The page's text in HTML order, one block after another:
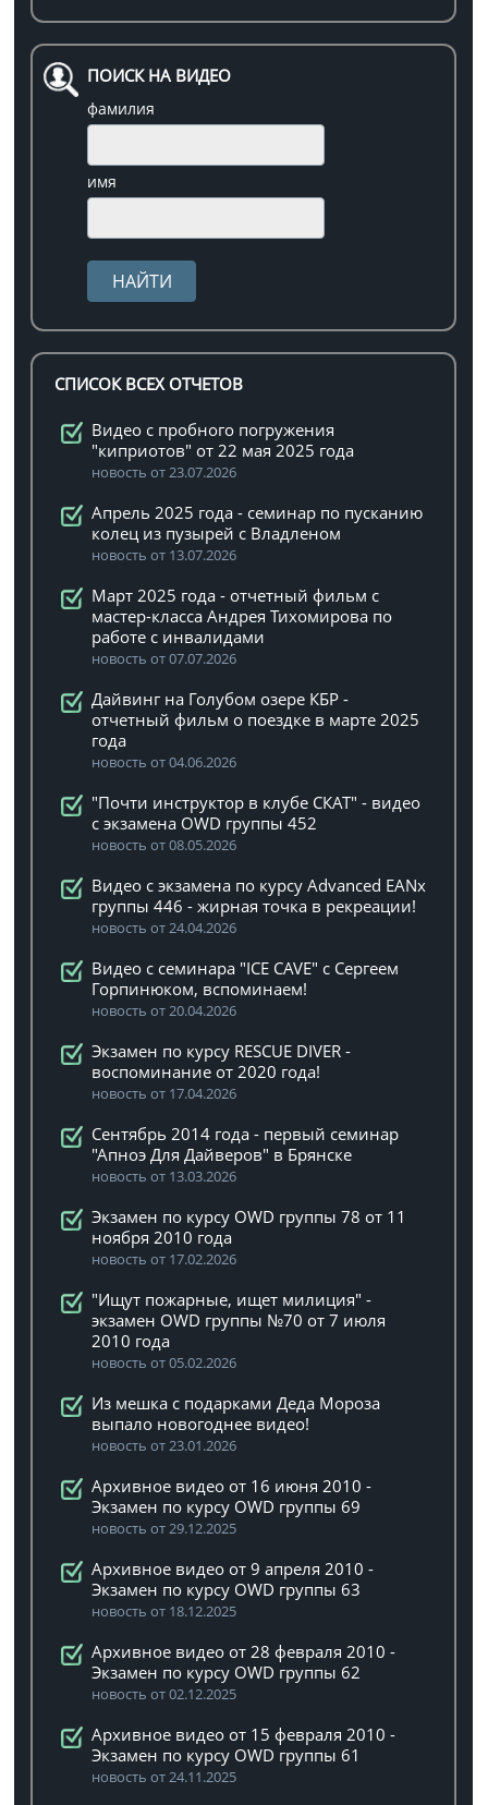
ПОИСК НА ВИДЕО
фамилия
имя
СПИСОК ВСЕХ ОТЧЕТОВ
Видео с пробного погружения
"киприотов" от 22 мая 2025 года
новость от 23.07.2026
Апрель 2025 года - семинар по пусканию
колец из пузырей с Владленом
новость от 13.07.2026
Март 2025 года - отчетный фильм с
мастер-класса Андрея Тихомирова по
работе с инвалидами
новость от 07.07.2026
Дайвинг на Голубом озере КБР -
отчетный фильм о поездке в марте 2025
года
новость от 04.06.2026
"Почти инструктор в клубе СКАТ" - видео
с экзамена OWD группы 452
новость от 08.05.2026
Видео с экзамена по курсу Advanced EANx
группы 446 - жирная точка в рекреации!
новость от 24.04.2026
Видео с семинара "ICE CAVE" с Сергеем
Горпинюком, вспоминаем!
новость от 20.04.2026
Экзамен по курсу RESCUE DIVER -
воспоминание от 2020 года!
новость от 17.04.2026
Сентябрь 2014 года - первый семинар
"Апноэ Для Дайверов" в Брянске
новость от 13.03.2026
Экзамен по курсу OWD группы 78 от 11
ноября 2010 года
новость от 17.02.2026
"Ищут пожарные, ищет милиция" -
экзамен OWD группы №70 от 7 июля
2010 года
новость от 05.02.2026
Из мешка с подарками Деда Мороза
выпало новогоднее видео!
новость от 23.01.2026
Архивное видео от 16 июня 2010 -
Экзамен по курсу OWD группы 69
новость от 29.12.2025
Архивное видео от 9 апреля 2010 -
Экзамен по курсу OWD группы 63
новость от 18.12.2025
Архивное видео от 28 февраля 2010 -
Экзамен по курсу OWD группы 62
новость от 02.12.2025
Архивное видео от 15 февраля 2010 -
Экзамен по курсу OWD группы 61
новость от 24.11.2025